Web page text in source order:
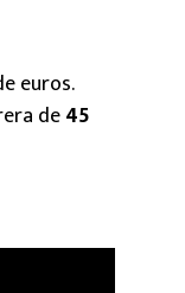
euros.
de45